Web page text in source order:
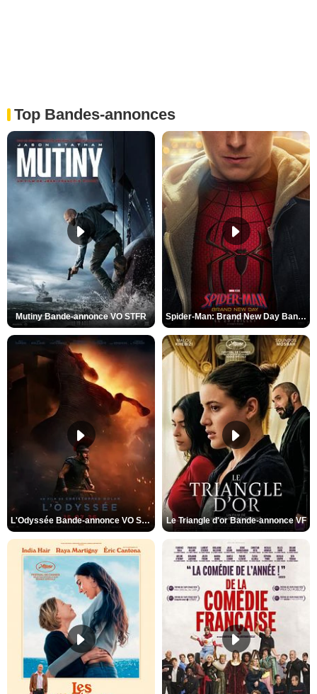
Top Bandes-annonces
Mutiny Bande-annonce VO STFR Spider-Man: Brand New Day Bande-annonce VO STFR
L'Odyssée Bande-annonce VO STFR Le Triangle d'or Bande-annonce VF